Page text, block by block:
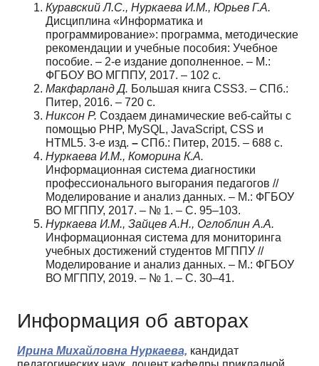
Куравский Л.С., Нуркаева И.М., Юрьев Г.А.
Дисциплина «Информатика и
программирование»: программа, методические
рекомендации и учебные пособия: Учебное
пособие. – 2-е издание дополненное. – М.:
ФГБОУ ВО МГППУ, 2017. – 102 с.
Макфарланд Д. Большая книга CSS3. – СПб.:
Питер, 2016. – 720 с.
Никсон Р. Создаем динамические веб-сайты с
помощью PHP, MySQL, JavaScript, CSS и
HTML5. 3-е изд. – СПб.: Питер, 2015. – 688 с.
Нуркаева И.М., Коморина К.А.
Информационная система диагностики
профессионального выгорания педагогов //
Моделирование и анализ данных. – М.: ФГБОУ
ВО МГППУ, 2017. – № 1. – С. 95–103.
Нуркаева И.М., Зайцев А.Н., Оглоблин А.А.
Информационная система для мониторинга
учебных достижений студентов МГППУ //
Моделирование и анализ данных. – М.: ФГБОУ
ВО МГППУ, 2019. – № 1. – С. 30–41.
Информация об авторах
Ирина Михайловна Нуркаева, кандидат